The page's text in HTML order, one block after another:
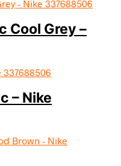
Cool Grey –
– Nike